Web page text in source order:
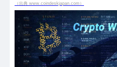
（出典 www.coindeskjapan.com）